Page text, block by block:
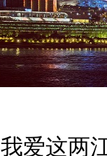
我爱这两